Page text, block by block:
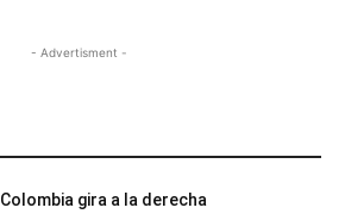
- Advertisment -
Colombia gira a la derecha